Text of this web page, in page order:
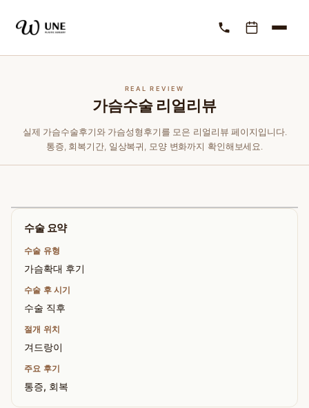
REAL REVIEW
가슴수술 리얼리뷰
실제 가슴수술후기와 가슴성형후기를 모은 리얼리뷰 페이지입니다.
통증, 회복기간, 일상복귀, 모양 변화까지 확인해보세요.
수술 요약
수술 유형
가슴확대 후기
수술 후 시기
수술 직후
절개 위치
겨드랑이
주요 후기
통증, 회복